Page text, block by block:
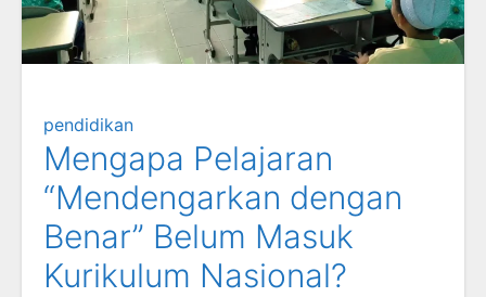
pendidikan
Mengapa Pelajaran
“Mendengarkan dengan
Benar” Belum Masuk
Kurikulum Nasional?